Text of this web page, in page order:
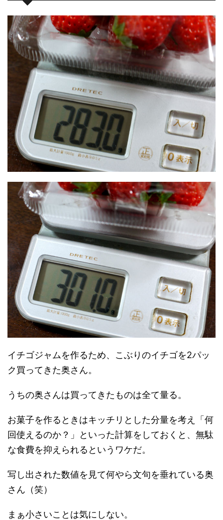
イチゴジャムを作るため、こぶりのイチゴを2パッ
ク買ってきた奥さん。
うちの奥さんは買ってきたものは全て量る。
お菓子を作るときはキッチリとした分量を考え「何
回使えるのか？」といった計算をしておくと、無駄
な食費を抑えられるというワケだ。
写し出された数値を見て何やら文句を垂れている奥
さん（笑）
まぁ小さいことは気にしない。